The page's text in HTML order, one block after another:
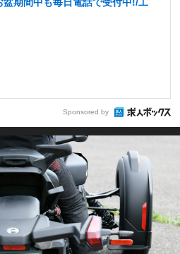
Sponsored by